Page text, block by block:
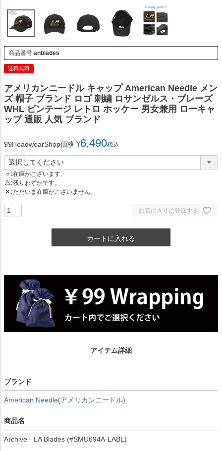
商品番号 anblades
送料無料
アメリカンニードル キャップ American Needle メン
ズ 帽子 ブランド ロゴ 刺繍 ロサンゼルス・ブレーズ
WHL ビンテージ レトロ ホッケー 男女兼用 ローキャ
ップ 通販 人気 ブランド
99HeadwearShop価格 ¥6,490税込
○ 在庫がございます。
△ 残りわずかです。
✕ ただいま在庫がございません。
お気に入りに登録する
カートに入れる
アイテム詳細
ブランド
American Needle(アメリカンニードル)
商品名
Archive - LA Blades (#SMU694A-LABL)